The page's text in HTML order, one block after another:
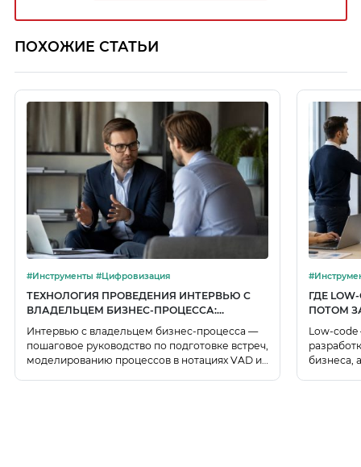
ПОХОЖИЕ СТАТЬИ
#Инструменты #Цифровизация
ТЕХНОЛОГИЯ ПРОВЕДЕНИЯ ИНТЕРВЬЮ С
ВЛАДЕЛЬЦЕМ БИЗНЕС-ПРОЦЕССА:
ПОШАГОВОЕ РУКОВОДСТВО
Интервью с владельцем бизнес-процесса —
пошаговое руководство по подготовке встреч,
моделированию процессов в нотациях VAD и
ГДЕ
ПОТОМ
Low-
бизнеса,